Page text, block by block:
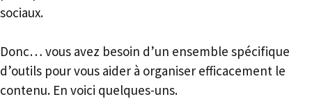
sociaux.
Donc… vous avez besoin d’un ensemble spécifique
d’outils pour vous aider à organiser efficacement le
contenu. En voici quelques-uns.